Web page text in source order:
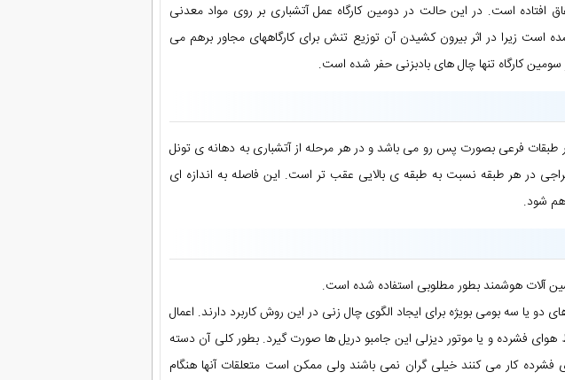
افتاده است. در این حالت در دومین کارگاه عمل آتشباری بر روی مواد معدنی
است زیرا در اثر بیرون کشیدن آن توزیع تنش برای کارگاههای مجاور برهم می
کارگاه تنها چال های بادبزنی حفر شده است.
فرعی بصورت پس رو می باشد و در هر مرحله از آتشباری به دهانه ی تونل
در هر طبقه نسبت به طبقه ی بالایی عقب تر است. این فاصله به اندازه ای
شود.
آلات هوشمند بطور مطلوبی استفاده شده است.
دو یا سه بومی بویژه برای ایجاد الگوی چال زنی در این روش کاربرد دارند. اعمال
فشرده و یا موتور دیزلی این جامبو دریل ها صورت گیرد. بطور کلی آن دسته
فشرده کار می کنند خیلی گران نمی باشند ولی ممکن است متعلقات آنها هنگام